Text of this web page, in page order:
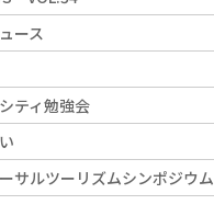
ース
ティ勉強会
サルツーリズムシンポジウム